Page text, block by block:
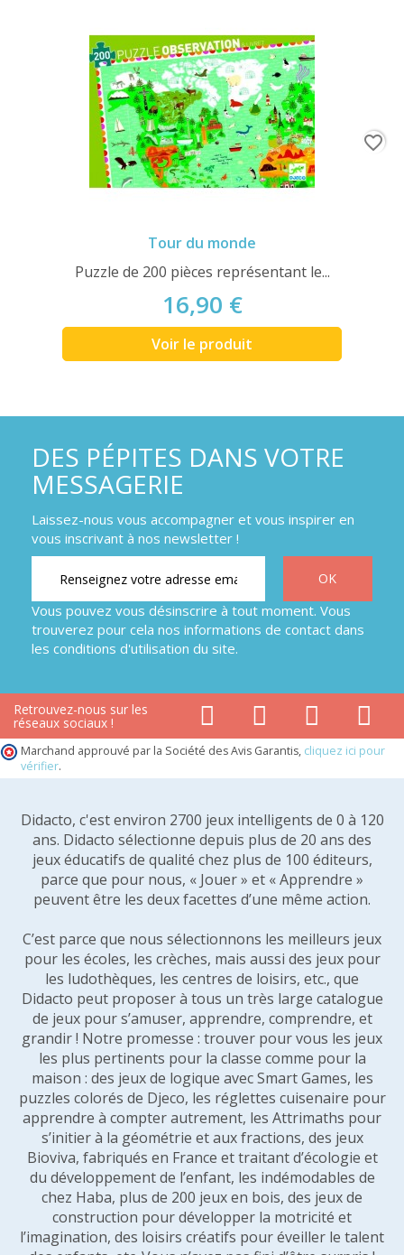
Tour du monde
Puzzle de 200 pièces représentant le...
16,90 €
Voir le produit
favorite_border
DES PÉPITES DANS VOTRE
MESSAGERIE
Laissez-nous vous accompagner et vous inspirer en
vous inscrivant à nos newsletter !
Vous pouvez vous désinscrire à tout moment. Vous
trouverez pour cela nos informations de contact dans
les conditions d'utilisation du site.
Retrouvez-nous sur les
réseaux sociaux !
Marchand approuvé par la Société des Avis Garantis, cliquez ici pour
vérifier.
Didacto, c'est environ 2700 jeux intelligents de 0 à 120
ans. Didacto sélectionne depuis plus de 20 ans des
jeux éducatifs de qualité chez plus de 100 éditeurs,
parce que pour nous, « Jouer » et « Apprendre »
peuvent être les deux facettes d’une même action.
C’est parce que nous sélectionnons les meilleurs jeux
pour les écoles, les crèches, mais aussi des jeux pour
les ludothèques, les centres de loisirs, etc., que
Didacto peut proposer à tous un très large catalogue
de jeux pour s’amuser, apprendre, comprendre, et
grandir ! Notre promesse : trouver pour vous les jeux
les plus pertinents pour la classe comme pour la
maison : des jeux de logique avec Smart Games, les
puzzles colorés de Djeco, les réglettes cuisenaire pour
apprendre à compter autrement, les Attrimaths pour
s’initier à la géométrie et aux fractions, des jeux
Bioviva, fabriqués en France et traitant d’écologie et
du développement de l’enfant, les indémodables de
chez Haba, plus de 200 jeux en bois, des jeux de
construction pour développer la motricité et
l’imagination, des loisirs créatifs pour éveiller le talent